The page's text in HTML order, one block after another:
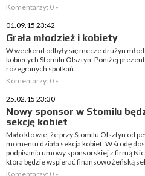
Komentarzy: 0 »
01.09.15 23:42
Grała młodzież i kobiety
W weekend odbyły się mecze drużyn
kobiecych Stomilu Olsztyn. Poniżej
rozegranych spotkań.
Komentarzy: 0 »
25.02.15 23:30
Nowy sponsor w Stomilu
sekcję kobiet
Mało kto wie, że przy Stomilu Olsztyn od
momentu działa sekcja kobiet. W środę
podpisania umowy sponsorskiej z firmą
która będzie wspierać finansowo żeńską
Komentarzy: 0 »